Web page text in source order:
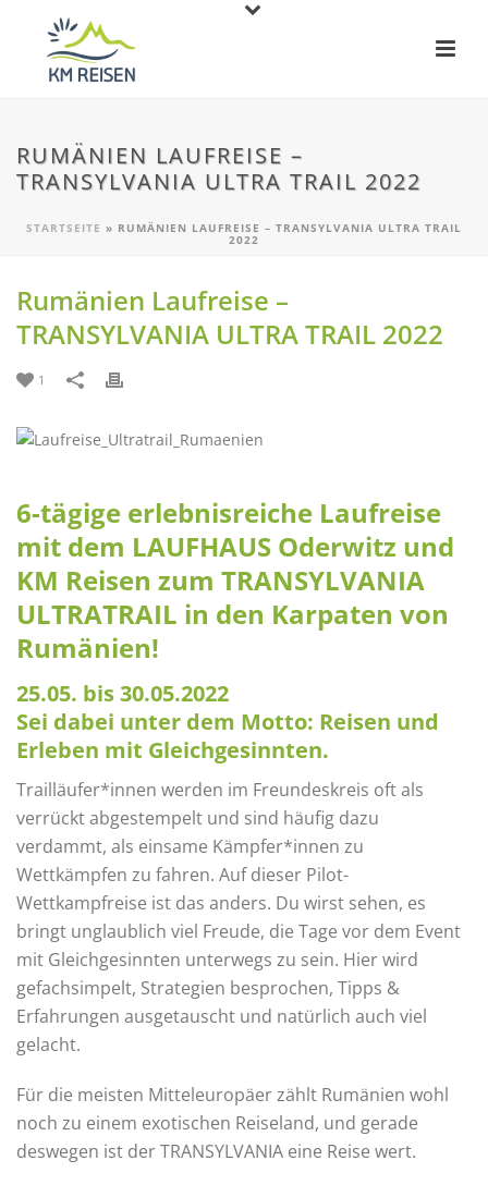
RUMÄNIEN LAUFREISE –
TRANSYLVANIA ULTRA TRAIL 2022
STARTSEITE » RUMÄNIEN LAUFREISE – TRANSYLVANIA ULTRA TRAIL
2022
Rumänien Laufreise –
TRANSYLVANIA ULTRA TRAIL 2022
1
6-tägige erlebnisreiche Laufreise
mit dem LAUFHAUS Oderwitz und
KM Reisen zum TRANSYLVANIA
ULTRATRAIL in den Karpaten von
Rumänien!
25.05. bis 30.05.2022
Sei dabei unter dem Motto: Reisen und
Erleben mit Gleichgesinnten.
Trailläufer*innen werden im Freundeskreis oft als
verrückt abgestempelt und sind häufig dazu
verdammt, als einsame Kämpfer*innen zu
Wettkämpfen zu fahren. Auf dieser Pilot-
Wettkampfreise ist das anders. Du wirst sehen, es
bringt unglaublich viel Freude, die Tage vor dem Event
mit Gleichgesinnten unterwegs zu sein. Hier wird
gefachsimpelt, Strategien besprochen, Tipps &
Erfahrungen ausgetauscht und natürlich auch viel
gelacht.
Für die meisten Mitteleuropäer zählt Rumänien wohl
noch zu einem exotischen Reiseland, und gerade
deswegen ist der TRANSYLVANIA eine Reise wert. ​